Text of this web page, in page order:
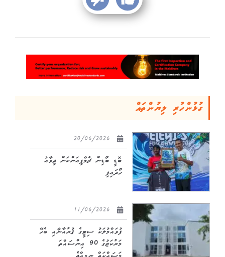
ގުޅުންހުރި ލިޔުންތައް
ބޮޑީ ބޯޑިން ޗެމްޕިއަންކަން ޖިވާއު
ހޯދައިފި
ފުވައްމުލަކު ސިޓީގެ ޤުރުއާނާއި ބެހޭ
މަރުކަޒުގެ 90 އިންސައްތަ